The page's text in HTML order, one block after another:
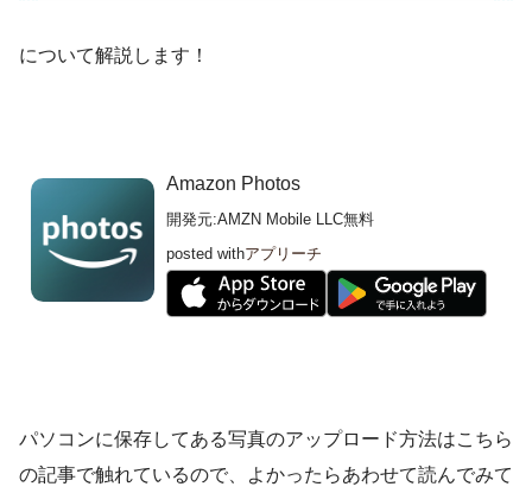
について解説します！
Amazon Photos
開発元:AMZN Mobile LLC無料
posted withアプリーチ
パソコンに保存してある写真のアップロード方法はこちら
の記事で触れているので、よかったらあわせて読んでみて